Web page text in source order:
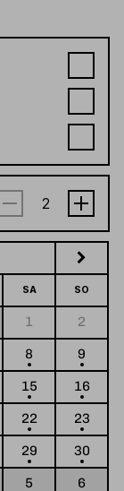
SA SO
1
2
8
9
15
16
22
23
29
30
5 6